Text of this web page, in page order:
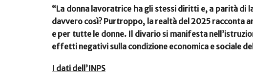
“La donna lavoratrice ha gli stessi diritti e, a parità di
davvero così? Purtroppo, la realtà del 2025 racconta
e per tutte le donne. Il divario si manifesta
effetti negativi sulla condizione economica e sociale
I dati dell’INPS